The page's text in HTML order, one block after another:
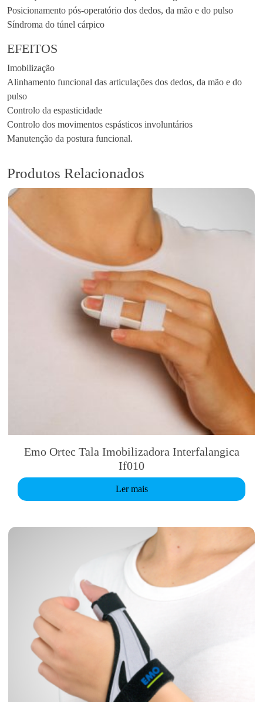
Posicionamento pós-operatório dos dedos, da mão e do pulso
Síndroma do túnel cárpico
EFEITOS
Imobilização
Alinhamento funcional das articulações dos dedos, da mão e do
pulso
Controlo da espasticidade
Controlo dos movimentos espásticos involuntários
Manutenção da postura funcional.
Produtos Relacionados
Emo Ortec Tala Imobilizadora Interfalangica
If010
Ler mais